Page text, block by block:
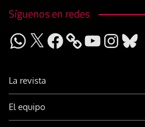
Síguenos en redes
WhatsApp
X Facebook YouTubeInstagram
Bluesky
La revista
El equipo